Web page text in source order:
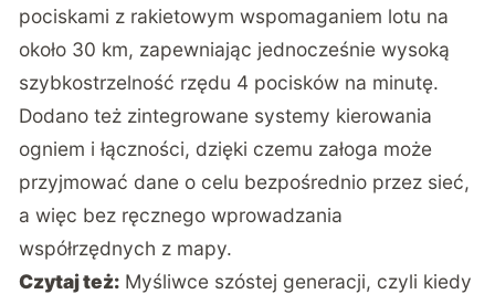
pociskami z rakietowym wspomaganiem lotu na
około 30 km, zapewniając jednocześnie wysoką
szybkostrzelność rzędu 4 pocisków na minutę.
Dodano też zintegrowane systemy kierowania
ogniem i łączności, dzięki czemu załoga może
przyjmować dane o celu bezpośrednio przez sieć,
a więc bez ręcznego wprowadzania
współrzędnych z mapy.
Czytaj też: Myśliwce szóstej generacji, czyli kiedy